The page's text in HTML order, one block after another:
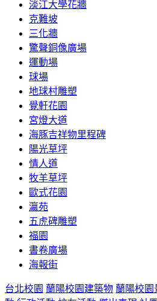
淡江大學花牆
克難坡
三化牆
驚聲銅像廣場
運動場
球場
地球村雕塑
覺軒花園
宮燈大道
海豚吉祥物里程碑
陽光草坪
情人道
牧羊草坪
歐式花園
瀛苑
五虎碑雕塑
福園
書卷廣場
海報街
台北校園 蘭陽校園建築物 蘭陽校園